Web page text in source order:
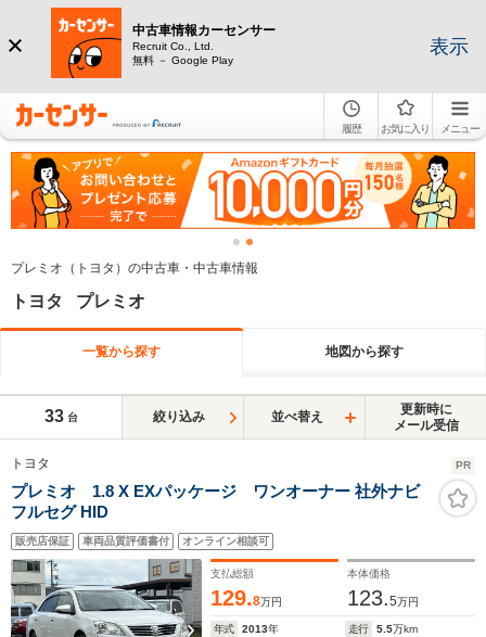
中古車情報カーセンサー
Recruit Co., Ltd.
無料 － Google Play
表示
履歴 お気に入り メニュー
プレミオ（トヨタ）の中古車・中古車情報
トヨタ プレミオ
一覧から探す 地図から探す
33 台 絞り込み 並べ替え
更新時に
メール受信
トヨタ PR
プレミオ 1.8 X EXパッケージ ワンオーナー 社外ナビ
フルセグ HID
販売店保証 車両品質評価書付 オンライン相談可
支払総額
129.8万円
本体価格
123.5万円
年式 2013年 走行 5.5万km